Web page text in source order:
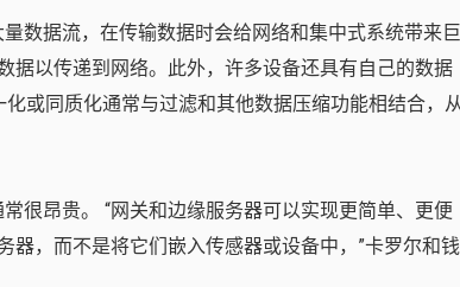
数据流，在传输数据时会给网络和集中式系统带来巨
据以传递到网络。此外，许多设备还具有自己的数据
或同质化通常与过滤和其他数据压缩功能相结合，
很昂贵。 “网关和边缘服务器可以实现更简单、更便
，而不是将它们嵌入传感器或设备中，”卡罗尔和钱